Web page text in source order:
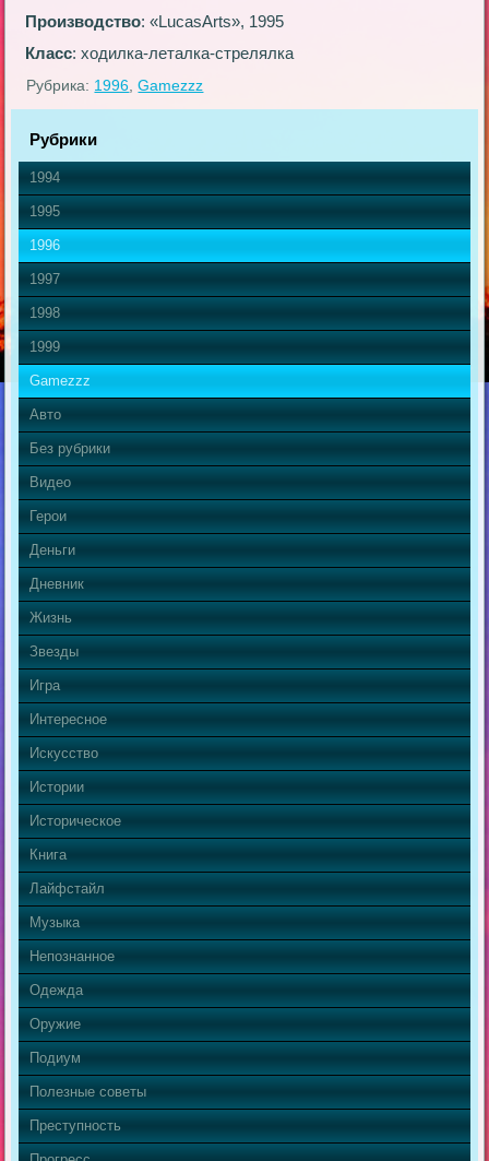
Производство: «LucasArts», 1995
Класс: ходилка-леталка-стрелялка
Рубрика: 1996,Gamezzz
Рубрики
1994
1995
1996
1997
1998
1999
Gamezzz
Авто
Без рубрики
Видео
Герои
Деньги
Дневник
Жизнь
Звезды
Игра
Интересное
Искусство
Истории
Историческое
Книга
Лайфстайл
Музыка
Непознанное
Одежда
Оружие
Подиум
Полезные советы
Преступность